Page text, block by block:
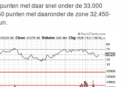
met daar snel onder de 33.000
punten met daaronder de zone 32.450-